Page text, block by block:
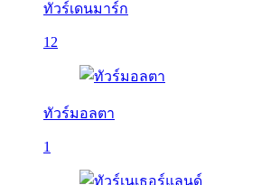
ทัวร์เดนมาร์ก
12
ทัวร์มอลตา
1